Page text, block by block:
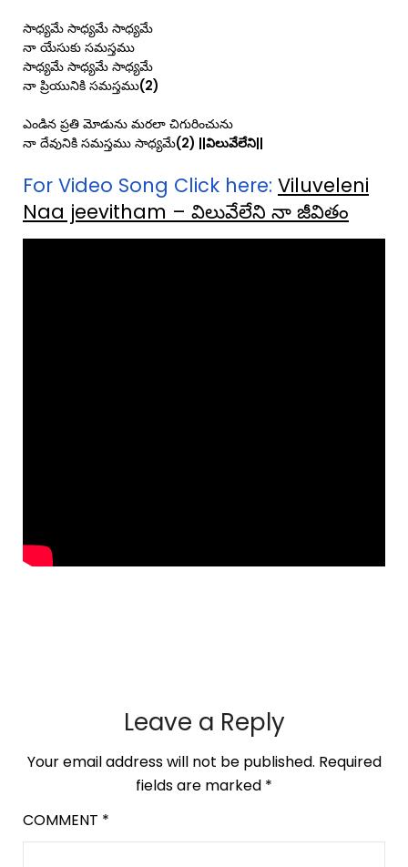
సాధ్యమే సాధ్యమే సాధ్యమే
నా యేసుకు సమస్తము
సాధ్యమే సాధ్యమే సాధ్యమే
నా ప్రియునికి సమస్తము(2)
ఎండిన ప్రతి మోడును మరలా చిగురించును
నా దేవునికి సమస్తము సాధ్యమే(2) ||విలువేలేని||
For Video Song Click here: Viluveleni
Naa jeevitham – విలువేలేని నా జీవితం
Leave a Reply
Your email address will not be published. Required
fields are marked *
COMMENT *